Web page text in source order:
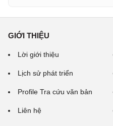
GIỚI THIỆU
Lời giới thiệu
Lịch sử phát triển
Profile Tra cứu văn bản
Liên hệ